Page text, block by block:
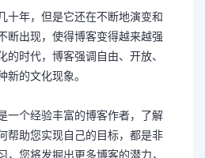
十年，但是它还在不断地演变和
断出现，使得博客变得越来越强
的时代，博客强调自由、开放、
新的文化现象。
一个经验丰富的博客作者，了解
帮助您实现自己的目标，都是非
，您将发掘出更多博客的潜力，